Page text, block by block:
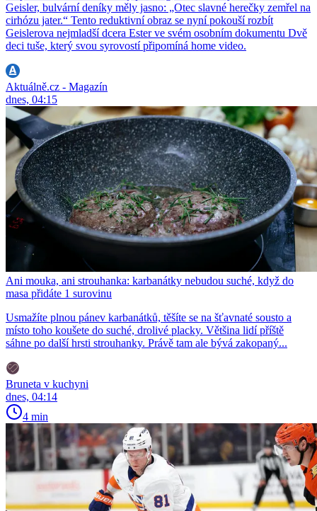
Geisler, bulvární deníky měly jasno: „Otec slavné herečky zemřel na
cirhózu jater.“ Tento reduktivní obraz se nyní pokouší rozbít
Geislerova nejmladší dcera Ester ve svém osobním dokumentu Dvě
deci tuše, který svou syrovostí připomíná home video.
Aktuálně.cz - Magazín
dnes, 04:15
Ani mouka, ani strouhanka: karbanátky nebudou suché, když do
masa přidáte 1 surovinu
Usmažíte plnou pánev karbanátků, těšíte se na šťavnaté sousto a
místo toho koušete do suché, drolivé placky. Většina lidí příště
sáhne po další hrsti strouhanky. Právě tam ale bývá zakopaný...
Bruneta v kuchyni
dnes, 04:14
4 min